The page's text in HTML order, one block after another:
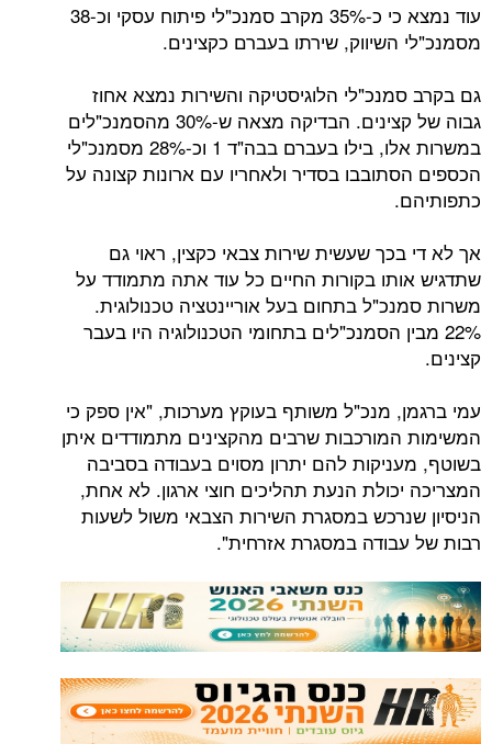
עוד נמצא כי כ-35% מקרב סמנכ"לי פיתוח עסקי וכ-38
שירתו בעברם כקצינים.
הלוגיסטיקה והשירות נמצא אחוז
גבוה של קצינים. הבדיקה מצאה ש-30% מהסמנכ"לים
במשרות אלו, בילו בעברם בבה"ד 1 וכ-28% מסמנכ"לי
בסדיר ולאחריו עם ארונות קצונה על
שעשית שירות צבאי כקצין, ראוי גם
בקורות החיים כל עוד אתה מתמודד על
בתחום בעל אוריינטציה טכנולוגית.
הסמנכ"לים בתחומי הטכנולוגיה היו בעבר
מנכ"ל משותף בעוקץ מערכות, "אין ספק כי
שרבים מהקצינים מתמודדים איתן
להם יתרון מסוים בעבודה בסביבה
הנעת תהליכים חוצי ארגון. לא אחת,
במסגרת השירות הצבאי משול לשעות
במסגרת אזרחית".